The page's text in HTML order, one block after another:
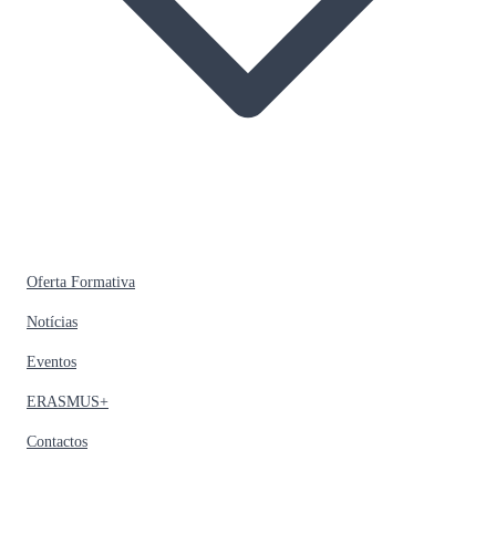
Oferta Formativa
Notícias
Eventos
ERASMUS+
Contactos